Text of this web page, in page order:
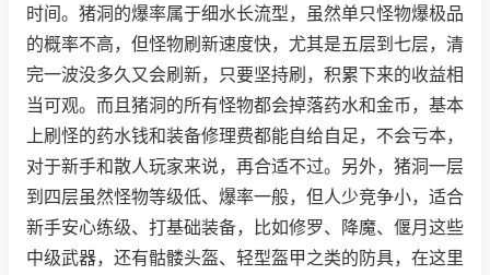
时间。猪洞的爆率属于细水长流型，虽然单只怪物爆极品
的概率不高，但怪物刷新速度快，尤其是五层到七层，清
完一波没多久又会刷新，只要坚持刷，积累下来的收益相
当可观。而且猪洞的所有怪物都会掉落药水和金币，基本
上刷怪的药水钱和装备修理费都能自给自足，不会亏本，
对于新手和散人玩家来说，再合适不过。另外，猪洞一层
到四层虽然怪物等级低、爆率一般，但人少竞争小，适合
新手安心练级、打基础装备，比如修罗、降魔、偃月这些
中级武器，还有骷髅头盔、轻型盔甲之类的防具，在这里